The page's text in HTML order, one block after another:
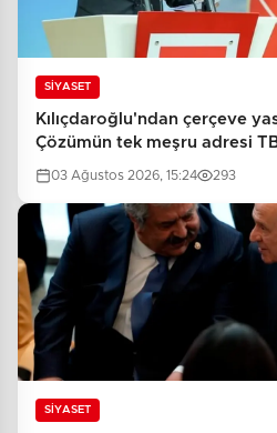
SİYASET
Kılıçdaroğlu'ndan çerçeve
Çözümün tek meşru adresi
03 Ağustos 2026, 15:24 293
SİYASET